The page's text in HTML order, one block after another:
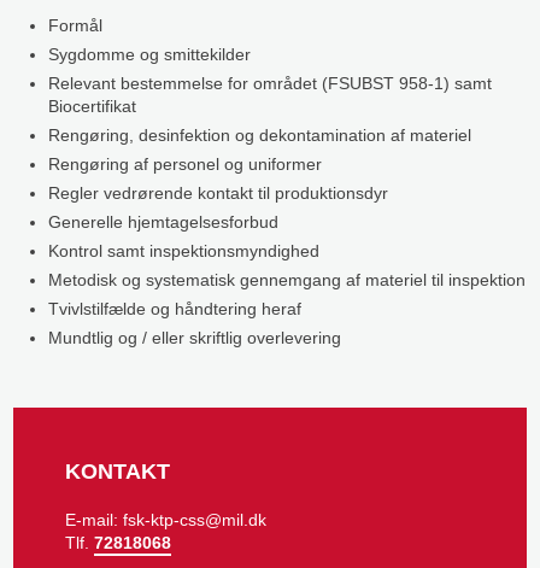
Formål
Sygdomme og smittekilder
Relevant bestemmelse for området (FSUBST 958-1) samt
Biocertifikat
Rengøring, desinfektion og dekontamination af materiel
Rengøring af personel og uniformer
Regler vedrørende kontakt til produktionsdyr
Generelle hjemtagelsesforbud
Kontrol samt inspektionsmyndighed
Metodisk og systematisk gennemgang af materiel til inspektion
Tvivlstilfælde og håndtering heraf
Mundtlig og / eller skriftlig overlevering​
KONTAKT
E-mail: fsk-ktp-css@mil.dk​
Tlf. 72818068